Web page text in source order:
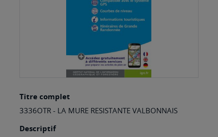
to
the
beginning
Titre complet
3336OTR - LA MURE RESISTANTE VALBONNAIS
Descriptif